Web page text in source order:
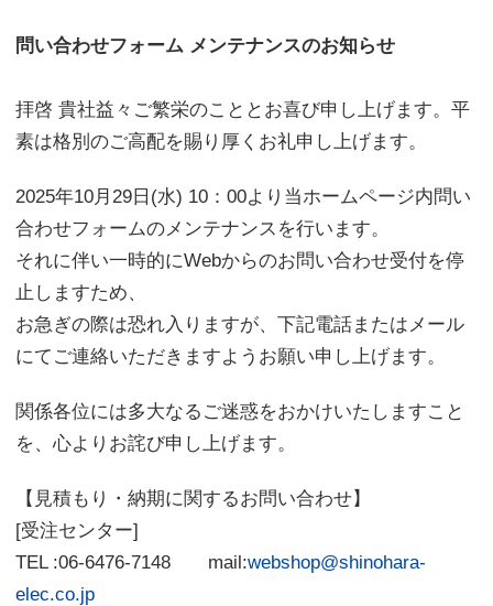
問い合わせフォーム メンテナンスのお知らせ
拝啓 貴社益々ご繁栄のこととお喜び申し上げます。平
素は格別のご高配を賜り厚くお礼申し上げます。
2025年10月29日(水) 10：00より当ホームページ内問い
合わせフォームのメンテナンスを行います。
それに伴い一時的にWebからのお問い合わせ受付を停
止しますため、
お急ぎの際は恐れ入りますが、下記電話またはメール
にてご連絡いただきますようお願い申し上げます。
関係各位には多大なるご迷惑をおかけいたしますこと
を、心よりお詫び申し上げます。
【見積もり・納期に関するお問い合わせ】
[受注センター]
TEL :06-6476-7148 mail:webshop@shinohara-
elec.co.jp